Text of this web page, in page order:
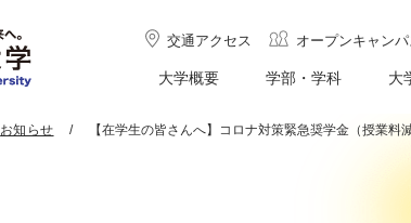
交通アクセス オープンキャンパ
大学概要 学部・学科 大
お知らせ 【在学生の皆さんへ】コロナ対策緊急奨学金（授業料